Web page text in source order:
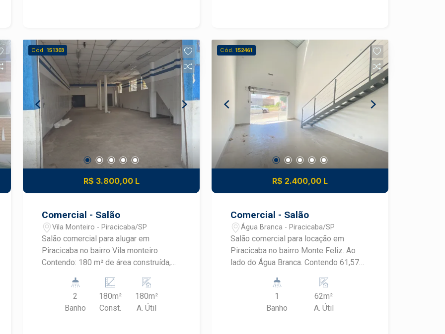
Cód. 151303
R$ 3.800,00 L
Comercial - Salão
Vila Monteiro - Piracicaba/SP
Salão comercial para alugar em
Piracicaba no bairro Vila monteiro
Contendo: 180 m² de área construída,
churrasqueira, 02 banheiros,depósito
para armazenamento e
escritório.OPORTUNIDADE Agende sua
2
Banho
180m²
Const.
180m²
A. Útil
Cód. 152461
R$ 2.400,00 L
Comercial - Salão
Água Branca - Piracicaba/SP
Salão comercial para locação em
Piracicaba no bairro Monte Feliz. Ao
lado do Água Branca. Contendo 61,57
área de luz, porta automatizada,
mezanino de aproximadamente 12 m²,
excelente acabamento.
1
Banho
62m²
A. Útil